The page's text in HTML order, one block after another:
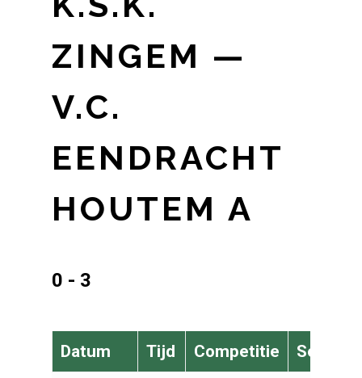
ZINGEM —
V.C.
EENDRACHT
HOUTEM A
0 - 3
Datum Tijd Competitie Seizoen